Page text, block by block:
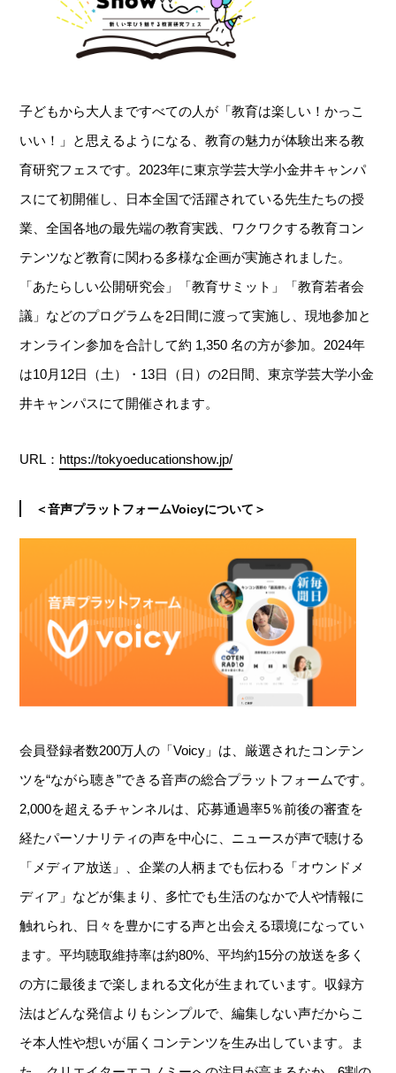
子どもから大人まですべての人が「教育は楽しい！かっこ
いい！」と思えるようになる、教育の魅力が体験出来る教
育研究フェスです。2023年に東京学芸大学小金井キャンパ
スにて初開催し、日本全国で活躍されている先生たちの授
業、全国各地の最先端の教育実践、ワクワクする教育コン
テンツなど教育に関わる多様な企画が実施されました。
「あたらしい公開研究会」「教育サミット」「教育若者会
議」などのプログラムを2日間に渡って実施し、現地参加と
オンライン参加を合計して約 1,350 名の方が参加。2024年
は10月12日（土）・13日（日）の2日間、東京学芸大学小金
井キャンパスにて開催されます。
URL： https://tokyoeducationshow.jp/
＜音声プラットフォームVoicyについて＞
会員登録者数200万人の「Voicy」は、厳選されたコンテン
ツを“ながら聴き”できる音声の総合プラットフォームです。
2,000を超えるチャンネルは、応募通過率5％前後の審査を
経たパーソナリティの声を中心に、ニュースが声で聴ける
「メディア放送」、企業の人柄までも伝わる「オウンドメ
ディア」などが集まり、多忙でも生活のなかで人や情報に
触れられ、日々を豊かにする声と出会える環境になってい
ます。平均聴取維持率は約80%、平均約15分の放送を多く
の方に最後まで楽しまれる文化が生まれています。収録方
法はどんな発信よりもシンプルで、編集しない声だからこ
そ本人性や想いが届くコンテンツを生み出しています。ま